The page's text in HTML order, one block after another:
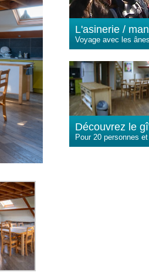
L'asinerie /
Voyage avec les ânes
Découvrez le
Pour 20 personnes